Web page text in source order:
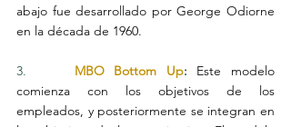
abajo fue desarrollado por George Odiorne
en la década de 1960.
3. MBO Bottom Up:
Este modelo
comienza con los objetivos de los
empleados, y posteriormente se integran en